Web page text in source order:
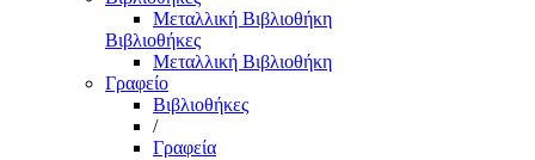
Μεταλλική Βιβλιοθήκη
Βιβλιοθήκες
Μεταλλική Βιβλιοθήκη
Γραφείο
Βιβλιοθήκες
/
Γραφεία